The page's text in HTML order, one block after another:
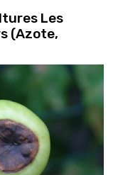
Les
(Azote,